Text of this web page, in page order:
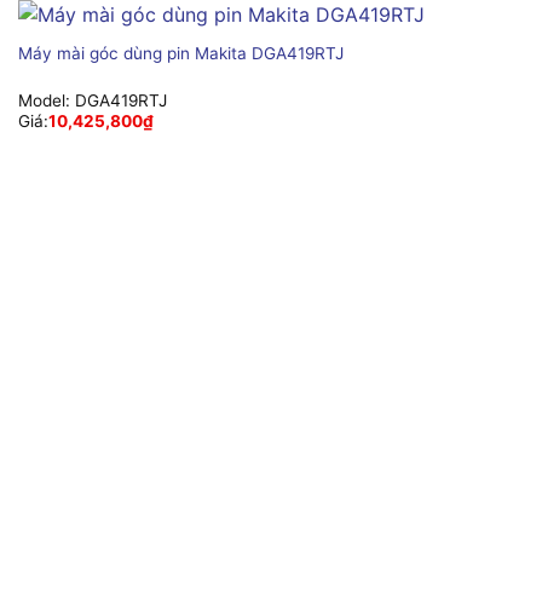
Máy mài góc dùng pin Makita DGA419RTJ
Model: DGA419RTJ
Giá:10,425,800₫